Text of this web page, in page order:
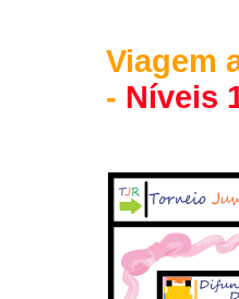
Viagem
- Níveis